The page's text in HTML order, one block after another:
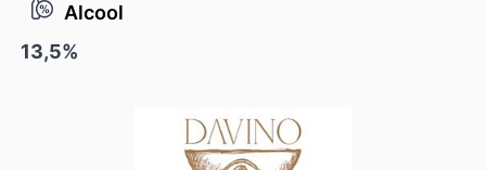
Alcool
13,5%